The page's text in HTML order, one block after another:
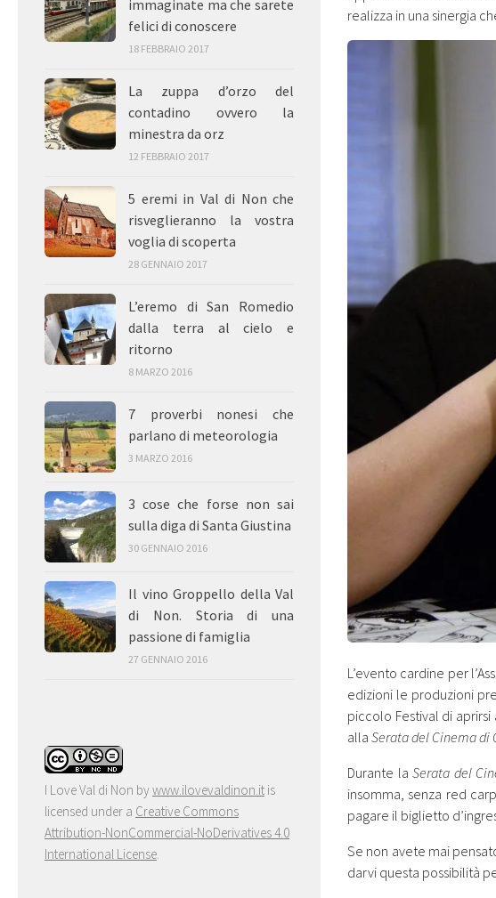
realizza in una sinergia
L’evento cardine per
edizioni le produzioni
piccolo Festival di aprirsi
alla Serata del Cinema di
Durante laSerata del
insomma, senza red
pagare il biglietto
Se non avete mai
darvi questa possibilità
immaginate ma che sarete
felici di conoscere
18 FEBBRAIO 2017
La zuppa d’orzo del
contadino ovvero la
minestra da orz
12 FEBBRAIO 2017
5 eremi in Val di Non che
risveglieranno la vostra
voglia di scoperta
28 GENNAIO 2017
L’eremo di San Romedio
dalla terra al cielo e
ritorno
8 MARZO 2016
7 proverbi nonesi che
parlano di meteorologia
3 MARZO 2016
3 cose che forse non sai
sulla diga di Santa Giustina
30 GENNAIO 2016
Il vino Groppello della Val
di Non. Storia di una
passione di famiglia
27 GENNAIO 2016
I Love Val di Non bywww.ilovevaldinon.it is
licensed under a Creative Commons
Attribution-NonCommercial-NoDerivatives 4.0
International License.